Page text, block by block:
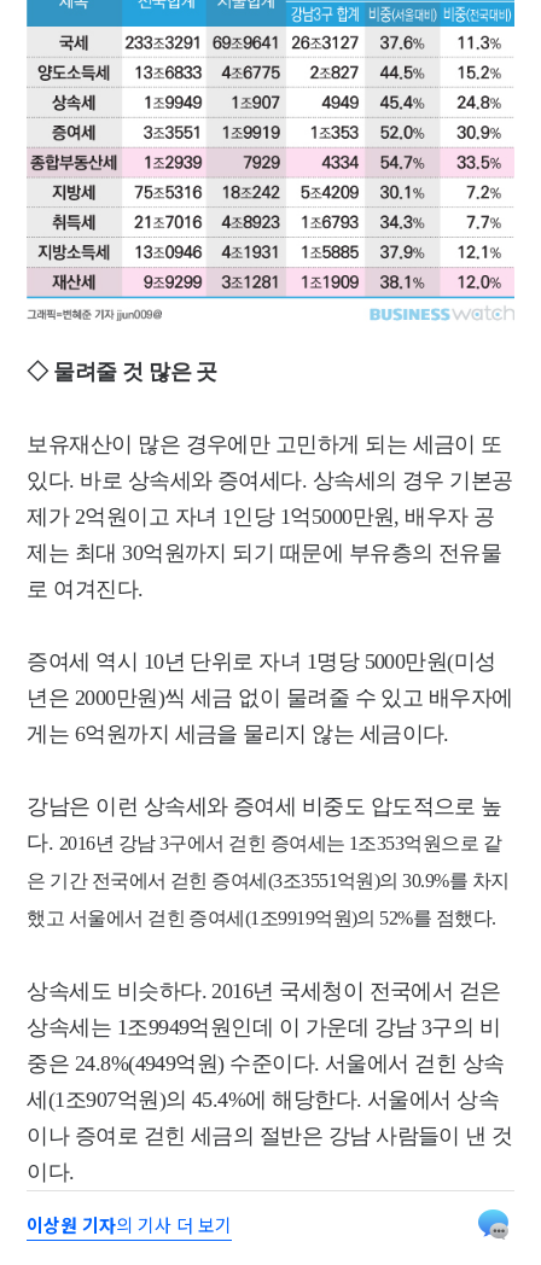
◇ 물려줄 것 많은 곳
보유재산이 많은 경우에만 고민하게 되는 세금이 또
있다. 바로 상속세와 증여세다. 상속세의 경우 기본공
제가 2억원이고 자녀 1인당 1억5000만원, 배우자 공
제는 최대 30억원까지 되기 때문에 부유층의 전유물
로 여겨진다.
증여세 역시 10년 단위로 자녀 1명당 5000만원(미성
년은 2000만원)씩 세금 없이 물려줄 수 있고 배우자에
게는 6억원까지 세금을 물리지 않는 세금이다.
강남은 이런 상속세와 증여세 비중도 압도적으로 높
다. 2016년 강남 3구에서 걷힌 증여세는 1조353억원으로 같
은 기간 전국에서 걷힌 증여세(3조3551억원)의 30.9%를 차지
했고 서울에서 걷힌 증여세(1조9919억원)의 52%를 점했다.
상속세도 비슷하다. 2016년 국세청이 전국에서 걷은
상속세는 1조9949억원인데 이 가운데 강남 3구의 비
중은 24.8%(4949억원) 수준이다. 서울에서 걷힌 상속
세(1조907억원)의 45.4%에 해당한다. 서울에서 상속
이나 증여로 걷힌 세금의 절반은 강남 사람들이 낸 것
이다.
이상원 기자의 기사 더 보기